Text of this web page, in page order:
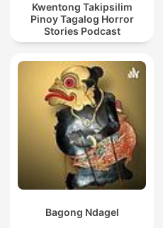
Kwentong Takipsilim
Pinoy Tagalog Horror
Stories Podcast
Bagong Ndagel